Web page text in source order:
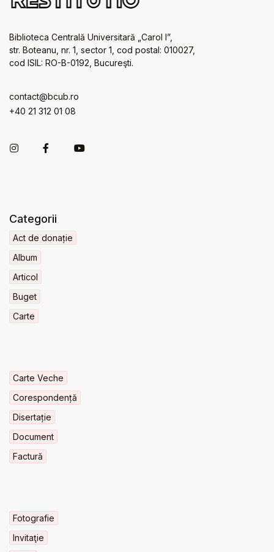
Biblioteca Centrală Universitară „Carol I”,
str. Boteanu, nr. 1, sector 1, cod postal: 010027,
cod ISIL: RO-B-0192, Bucureşti.
contact@bcub.ro
+40 21 312 01 08
Categorii
Act de donație
Album
Articol
Buget
Carte
Carte Veche
Corespondență
Disertație
Document
Factură
Fotografie
Invitaţie